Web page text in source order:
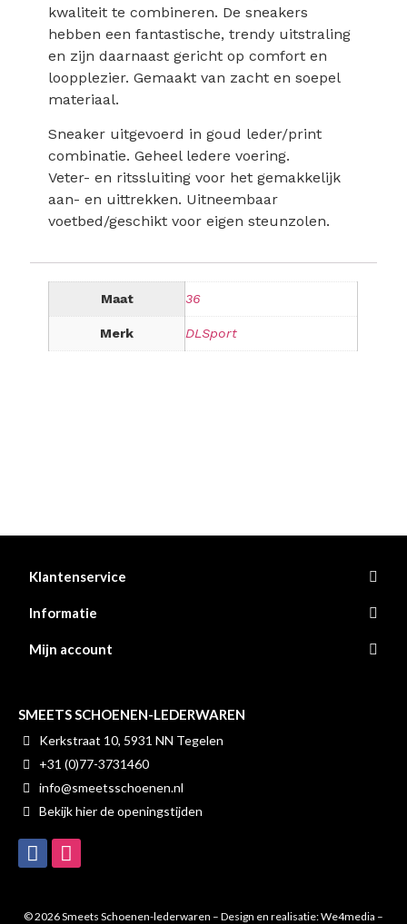
kwaliteit te combineren. De sneakers
hebben een fantastische, trendy uitstraling
en zijn daarnaast gericht op comfort en
loopplezier. Gemaakt van zacht en soepel
materiaal.
Sneaker uitgevoerd in goud leder/print
combinatie. Geheel ledere voering.
Veter- en ritssluiting voor het gemakkelijk
aan- en uittrekken. Uitneembaar
voetbed/geschikt voor eigen steunzolen.
Maat 36
Merk DLSport
Klantenservice
Informatie
Mijn account
SMEETS SCHOENEN-LEDERWAREN
Kerkstraat 10, 5931 NN Tegelen
+31 (0)77-3731460
info@smeetsschoenen.nl
Bekijk hier de openingstijden
© 2026 Smeets Schoenen-lederwaren – Design en realisatie:We4media –